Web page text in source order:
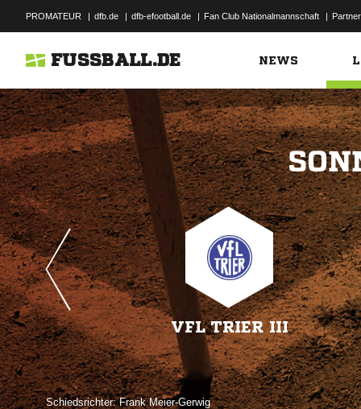
PROMATEUR | dfb.de | dfb-efootball.de | Fan Club Nationalmannschaft | Partner
FUSSBALL.DE NEWS
VFL TRIER III
Schiedsrichter: 